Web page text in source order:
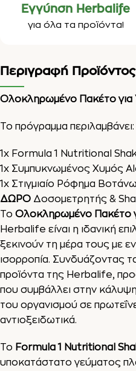
Εγγύηση Herbalife
για όλα τα προϊόντα!
Περιγραφή Προϊόντος
Ολοκληρωμένο Πακέτο για
Το πρόγραμμα περιλαμβάνει:
1x Formula 1 Nutritional
1x Συμπυκνωμένος Χυμός
1x Στιγμιαίο Ρόφημα
ΔΩΡΟ Δοσομετρητής &
Το Ολοκληρωμένο Πακέτο
Herbalife είναι η ιδανική
ξεκινούν τη μέρα τους με
ισορροπία. Συνδυάζοντας
προϊόντα της Herbalife,
που συμβάλλει στην
του οργανισμού σε
αντιοξειδωτικά.
Το Formula 1 Nutritional
υποκατάστατο γεύματος